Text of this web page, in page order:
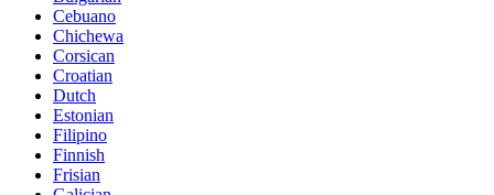
Cebuano
Chichewa
Corsican
Croatian
Dutch
Estonian
Filipino
Finnish
Frisian